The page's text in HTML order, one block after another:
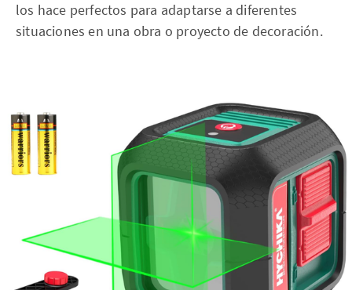
los hace perfectos para adaptarse a diferentes
situaciones en una obra o proyecto de decoración.